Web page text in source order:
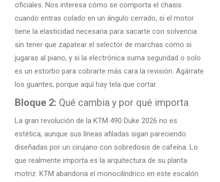
oficiales. Nos interesa cómo se comporta el chasis
cuando entras colado en un ángulo cerrado, si el motor
tiene la elasticidad necesaria para sacarte con solvencia
sin tener que zapatear el selector de marchas como si
jugaras al piano, y si la electrónica suma seguridad o solo
es un estorbo para cobrarte más cara la revisión. Agárrate
los guantes, porque aquí hay tela que cortar.
Bloque 2: Qué cambia y por qué importa
La gran revolución de la KTM 490 Duke 2026 no es
estética, aunque sus líneas afiladas sigan pareciendo
diseñadas por un cirujano con sobredosis de cafeína. Lo
que realmente importa es la arquitectura de su planta
motriz. KTM abandona el monocilíndrico en este escalón